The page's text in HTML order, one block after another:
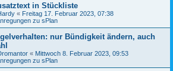
in Stückliste
« Freitag 17. Februar 2023, 07:38
zu sPlan
nur Bündigkeit ändern, auch
« Mittwoch 8. Februar 2023, 09:53
zu sPlan